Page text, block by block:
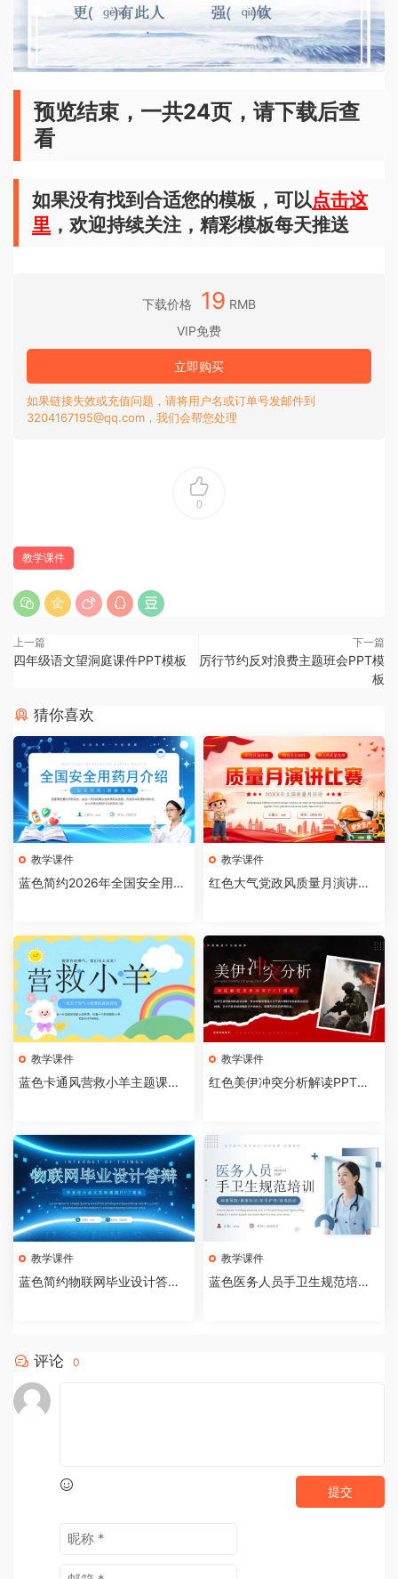
预览结束，一共24页，请下载后查
看
如果没有找到合适您的模板，可以点击这
里 ，欢迎持续关注，精彩模板每天推送
下载价格 19 RMB
VIP免费
立即购买
如果链接失效或充值问题，请将用户名或订单号发邮件到
3204167195@qq.com，我们会帮您处理
0
教学课件
上一篇
四年级语文望洞庭课件PPT模板
下一篇
厉行节约反对浪费主题班会PPT模
板
猜你喜欢
教学课件
蓝色简约2026年全国安全用药
教学课件
红色大气党政风质量月演讲比
教学课件
蓝色卡通风营救小羊主题课件P
教学课件
红色美伊冲突分析解读PPT模
教学课件
蓝色简约物联网毕业设计答辩P
教学课件
蓝色医务人员手卫生规范培训
评论 0
提交